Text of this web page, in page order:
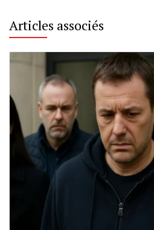
Articles associés